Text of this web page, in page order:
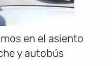
en el asiento
y autobús